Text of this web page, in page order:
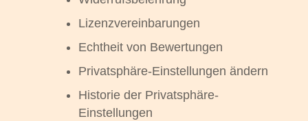
Lizenzvereinbarungen
Echtheit von Bewertungen
Privatsphäre-Einstellungen ändern
Historie der Privatsphäre-
Einstellungen